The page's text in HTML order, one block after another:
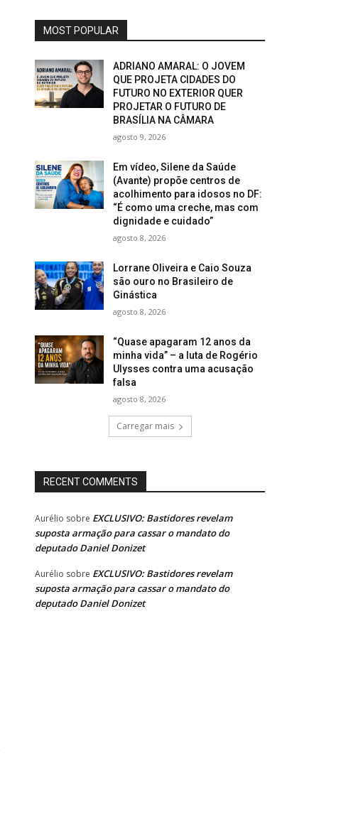
MOST POPULAR
ADRIANO AMARAL: O JOVEM
QUE PROJETA CIDADES DO
FUTURO NO EXTERIOR QUER
PROJETAR O FUTURO DE
BRASÍLIA NA CÂMARA
agosto 9, 2026
Em vídeo, Silene da Saúde
(Avante) propõe centros de
acolhimento para idosos no DF:
“É como uma creche, mas com
dignidade e cuidado”
agosto 8, 2026
Lorrane Oliveira e Caio Souza
são ouro no Brasileiro de
Ginástica
agosto 8, 2026
“Quase apagaram 12 anos da
minha vida” – a luta de Rogério
Ulysses contra uma acusação
falsa
agosto 8, 2026
Carregar mais
RECENT COMMENTS
Aurélio sobre EXCLUSIVO: Bastidores revelam
suposta armação para cassar o mandato do
deputado Daniel Donizet
Aurélio sobre EXCLUSIVO: Bastidores revelam
suposta armação para cassar o mandato do
deputado Daniel Donizet